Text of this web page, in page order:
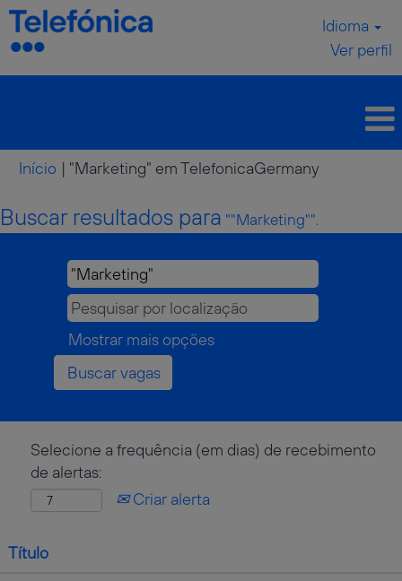
Idioma
Ver perfil
Início | "Marketing" em TelefonicaGermany
Buscar resultados para ""Marketing"".
Mostrar mais opções
Selecione a frequência (em dias) de recebimento
de alertas:
Criar alerta
Título